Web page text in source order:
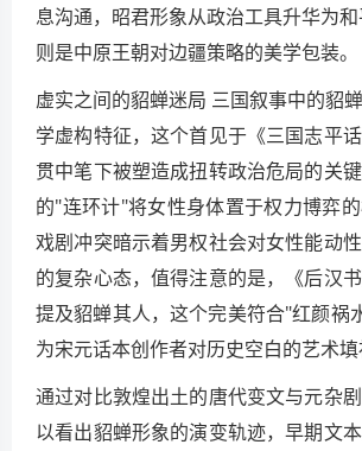
息沟通，昭君形象从政治工具升华为
则是中原王朝对边疆策略的美学包装。
虚实之间的貂蝉迷局 三国叙事中的貂
学虚构特征，这个首见于《三国志平
贯中笔下被塑造成扭转政治危局的关
的"连环计"将女性身体置于权力博弈
戏剧冲突暗示着男权社会对女性能动
的复杂心态，值得注意的是，《后汉
提及貂蝉其人，这个完美符合"红颜祸
为宋元话本创作者对历史空白的艺术填
通过对比敦煌出土的唐代变文与元杂
以看出貂蝉形象的演变轨迹，早期文